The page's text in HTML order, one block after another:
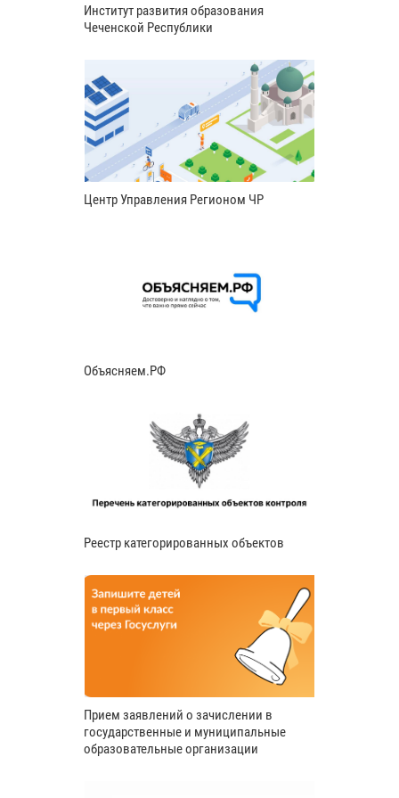
Институт развития образования
Чеченской Республики
Центр Управления Регионом ЧР
Объясняем.РФ
Реестр категорированных объектов
Прием заявлений о зачислении в
государственные и муниципальные
образовательные организации